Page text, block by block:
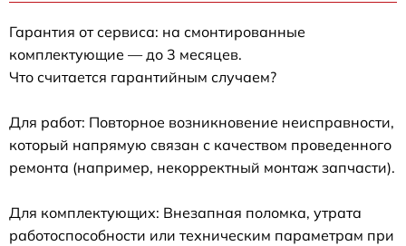
Гарантия от сервиса: на смонтированные
комплектующие — до 3 месяцев.
Что считается гарантийным случаем?
Для работ: Повторное возникновение неисправности,
который напрямую связан с качеством проведенного
ремонта (например, некорректный монтаж запчасти).
Для комплектующих: Внезапная поломка, утрата
работоспособности или техническим параметрам при